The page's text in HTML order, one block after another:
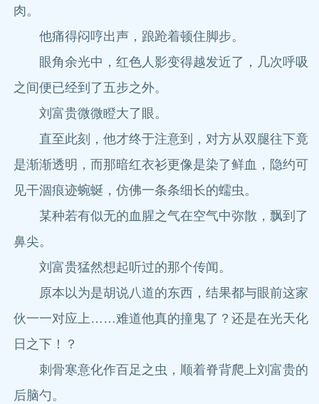
肉。
他痛得闷哼出声，踉跄着顿住脚步。
眼角余光中，红色人影变得越发近了，几次呼吸
之间便已经到了五步之外。
刘富贵微微瞪大了眼。
直至此刻，他才终于注意到，对方从双腿往下竟
是渐渐透明，而那暗红衣衫更像是染了鲜血，隐约可
见干涸痕迹蜿蜒，仿佛一条条细长的蠕虫。
某种若有似无的血腥之气在空气中弥散，飘到了
鼻尖。
刘富贵猛然想起听过的那个传闻。
原本以为是胡说八道的东西，结果都与眼前这家
伙一一对应上……难道他真的撞鬼了？还是在光天化
日之下！？
刺骨寒意化作百足之虫，顺着脊背爬上刘富贵的
后脑勺。